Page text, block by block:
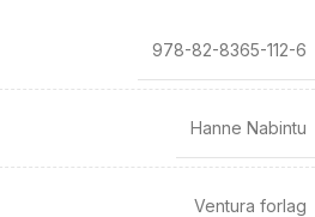
978-82-8365-112-6
Hanne Nabintu
Ventura forlag